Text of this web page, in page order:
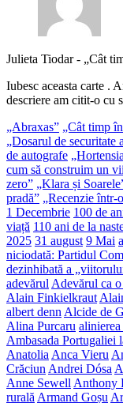
Julieta Tiodar- „Cât
Iubesc aceasta carte .
descriere am citit-o cu
„Abraxas” „Cât timp
„Dosarul de securitate
de autografe
cum să construim un
zero” „Klara și
pradă” „Recenzie într-
1 Decembrie 100 de
viață 110 ani de la
2025 31 august 9 Mai
niciodată: Partidul
dezinhibată a
adevărul Adevărul ca o
Alain Finkielkraut
albert denn Alcide de
Alina Purcaru
Ambasada Portugaliei
Anatolia Anca Vieru
Crăciun Andrei Dósa
Anne Sewell Anthony
rurală Armand Goșu